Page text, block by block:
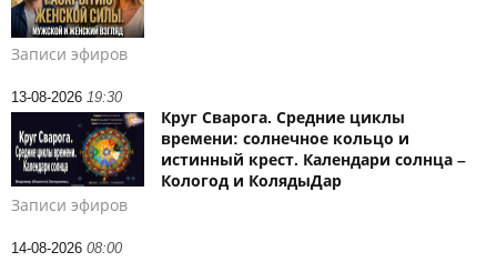
Записи эфиров
13-08-2026 19:30
Круг Сварога. Средние циклы
времени: солнечное кольцо и
истинный крест. Календари солнца –
Кологод и КолядыДар
Записи эфиров
14-08-2026 08:00